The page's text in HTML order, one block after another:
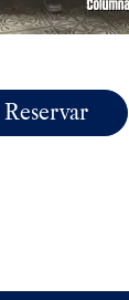
Reservar